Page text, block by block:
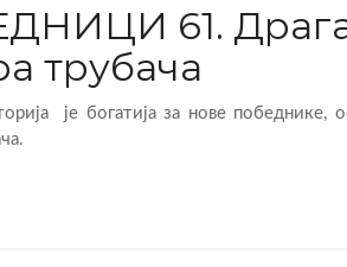
61.
трубача
је богатија за нове победнике,